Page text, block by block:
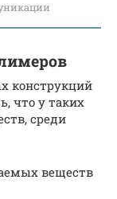
конструкций
что у таких
среди
веществ